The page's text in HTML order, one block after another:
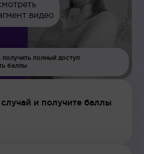
видео
полный доступ
баллы
и получите баллы